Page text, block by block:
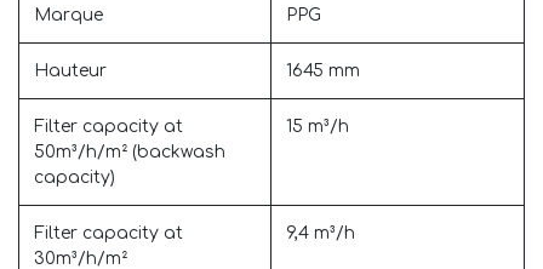
Marque PPG
Hauteur 1645 mm
Filter capacity at
50m³/h/m² (backwash
capacity)
15 m³/h
Filter capacity at
30m³/h/m²
9,4 m³/h